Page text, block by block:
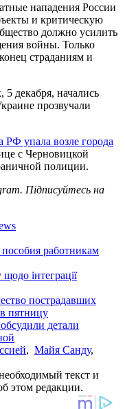
нападения России
и критическую
должно усилить
войны. Только
страданиям и
декабря, начались
прозвучали
РФ упала возле города
с Черновицкой
полиции.
Підписуйтесь на
работникам
інтеграції
пострадавших
пятницу
детали
, Майя Санду,
текст и
этом редакции.